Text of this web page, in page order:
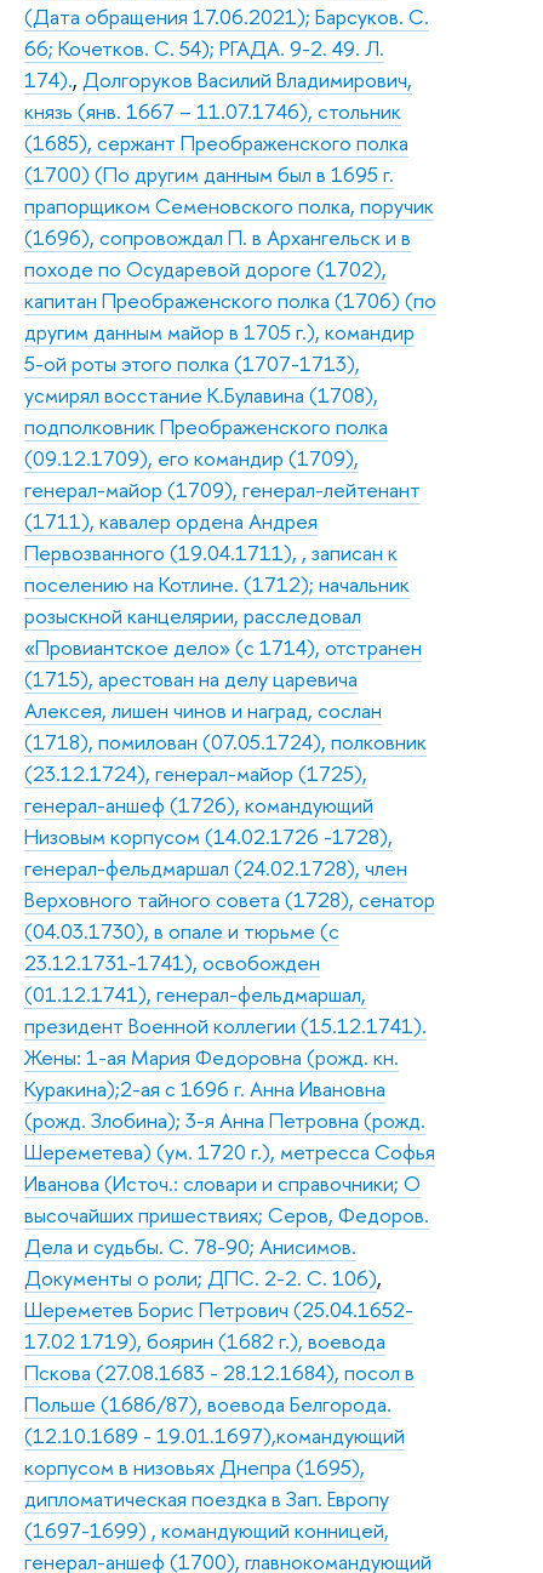
(Дата обращения 17.06.2021); Барсуков. С.
66; Кочетков. С. 54); РГАДА. 9-2. 49. Л.
174)., Долгоруков Василий Владимирович,
князь (янв. 1667 – 11.07.1746), стольник
(1685), сержант Преображенского полка
(1700) (По другим данным был в 1695 г.
прапорщиком Семеновского полка, поручик
(1696), сопровождал П. в Архангельск и в
походе по Осударевой дороге (1702),
капитан Преображенского полка (1706) (по
другим данным майор в 1705 г.), командир
5-ой роты этого полка (1707-1713),
усмирял восстание К.Булавина (1708),
подполковник Преображенского полка
(09.12.1709), его командир (1709),
генерал-майор (1709), генерал-лейтенант
(1711), кавалер ордена Андрея
Первозванного (19.04.1711), , записан к
поселению на Котлине. (1712); начальник
розыскной канцелярии, расследовал
«Провиантское дело» (с 1714), отстранен
(1715), арестован на делу царевича
Алексея, лишен чинов и наград, сослан
(1718), помилован (07.05.1724), полковник
(23.12.1724), генерал-майор (1725),
генерал-аншеф (1726), командующий
Низовым корпусом (14.02.1726 -1728),
генерал-фельдмаршал (24.02.1728), член
Верховного тайного совета (1728), сенатор
(04.03.1730), в опале и тюрьме (с
23.12.1731-1741), освобожден
(01.12.1741), генерал-фельдмаршал,
президент Военной коллегии (15.12.1741).
Жены: 1-ая Мария Федоровна (рожд. кн.
Куракина);2-ая с 1696 г. Анна Ивановна
(рожд. Злобина); 3-я Анна Петровна (рожд.
Шереметева) (ум. 1720 г.), метресса Софья
Иванова (Источ.: словари и справочники; О
высочайших пришествиях; Серов, Федоров.
Дела и судьбы. С. 78-90; Анисимов.
Документы о роли; ДПС. 2-2. С. 106),
Шереметев Борис Петрович (25.04.1652-
17.02 1719), боярин (1682 г.), воевода
Пскова (27.08.1683 - 28.12.1684), посол в
Польше (1686/87), воевода Белгорода.
(12.10.1689 - 19.01.1697),командующий
корпусом в низовьях Днепра (1695),
дипломатическая поездка в Зап. Европу
(1697-1699) , командующий конницей,
генерал-аншеф (1700), главнокомандующий